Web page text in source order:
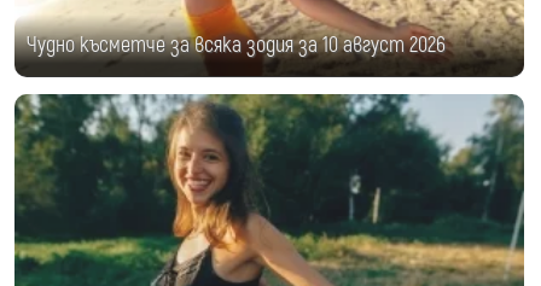
Чудно късметче за всяка зодия за 10 август 2026